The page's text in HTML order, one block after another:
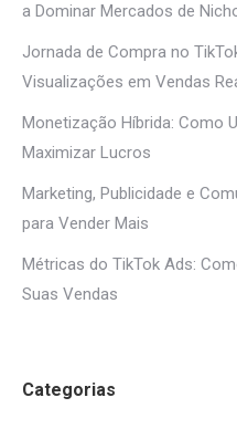
a Dominar Mercados de
Jornada de Compra no
Visualizações em Vendas
Monetização Híbrida: Como
Maximizar Lucros
Marketing, Publicidade e
para Vender Mais
Métricas do TikTok Ads:
Suas Vendas
Categorias